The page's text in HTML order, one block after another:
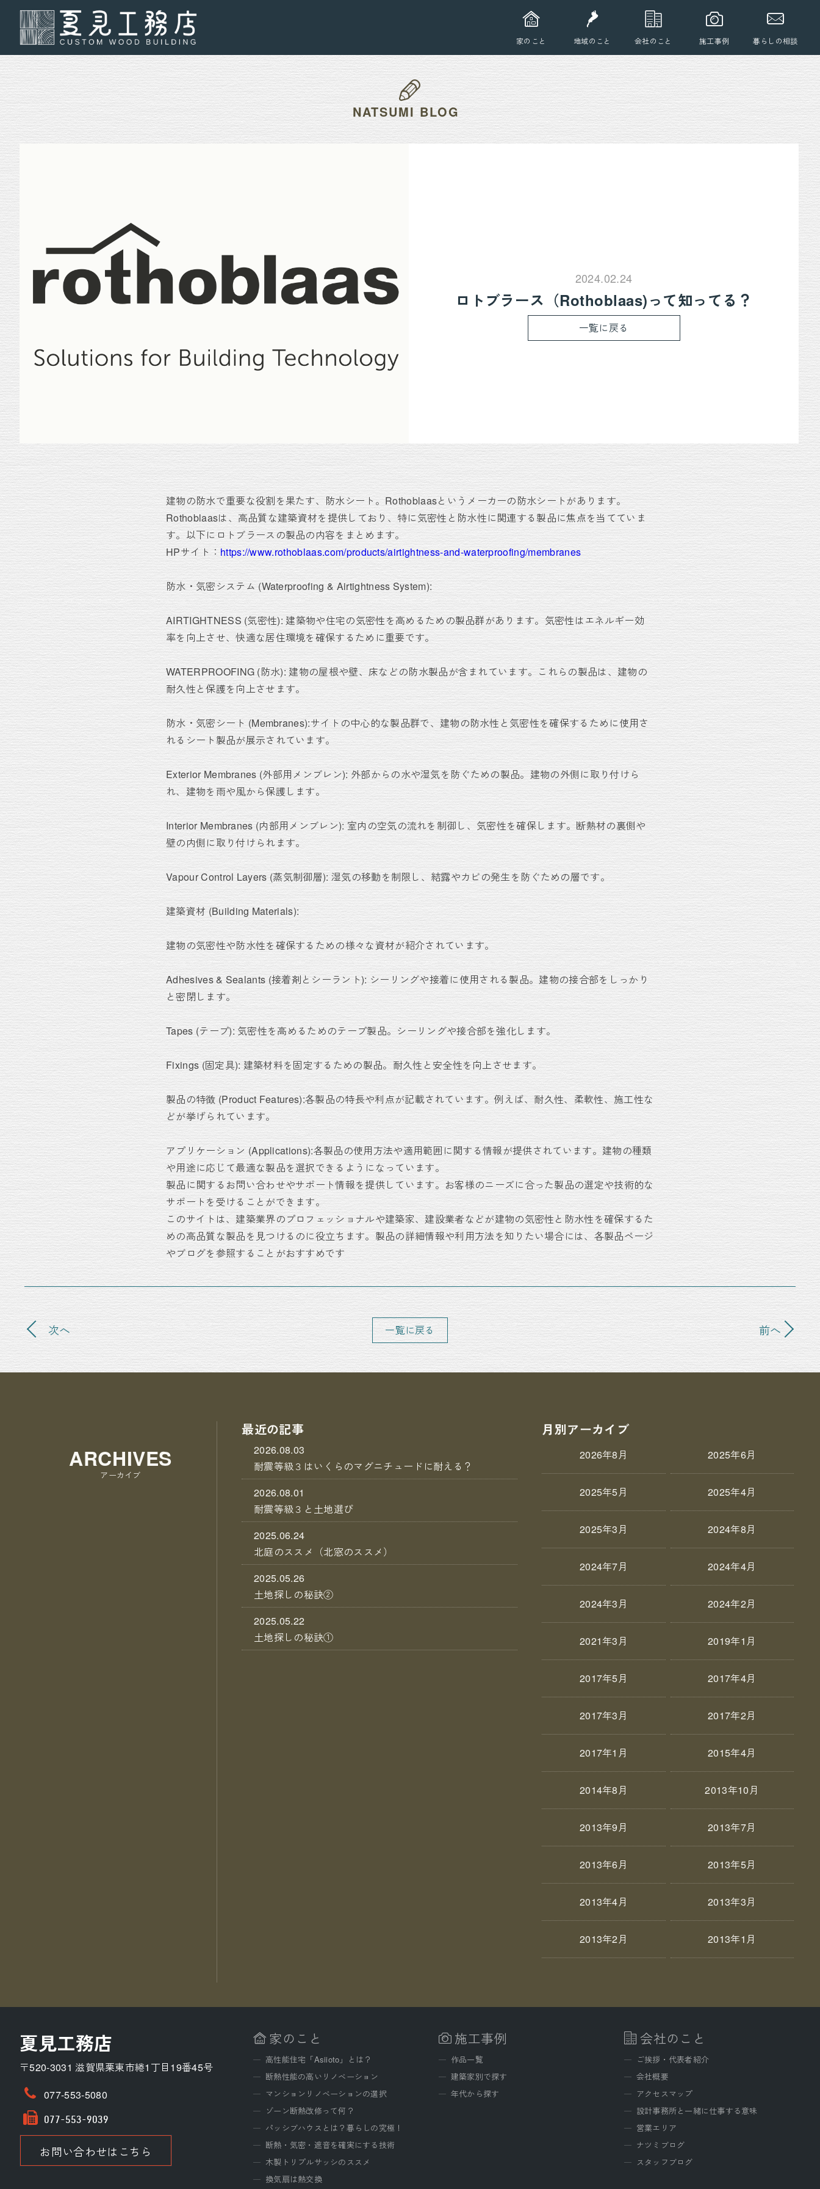
家のこと 地域のこと 会社のこと 施工事例 暮らしの相談
NATSUMI BLOG
2024.02.24
ロトブラース（Rothoblaas)って知ってる？
一覧に戻る
建物の防水で重要な役割を果たす、防水シート。Rothoblaasというメーカーの防水シートがあります。
Rothoblaasは、高品質な建築資材を提供しており、特に気密性と防水性に関連する製品に焦点を当てていま
す。以下にロトブラースの製品の内容をまとめます。
HPサイト：https://www.rothoblaas.com/products/airtightness-and-waterproofing/membranes
防水・気密システム (Waterproofing & Airtightness System):
AIRTIGHTNESS (気密性): 建築物や住宅の気密性を高めるための製品群があります。気密性はエネルギー効
率を向上させ、快適な居住環境を確保するために重要です。
WATERPROOFING (防水): 建物の屋根や壁、床などの防水製品が含まれています。これらの製品は、建物の
耐久性と保護を向上させます。
防水・気密シート (Membranes):サイトの中心的な製品群で、建物の防水性と気密性を確保するために使用さ
れるシート製品が展示されています。
Exterior Membranes (外部用メンブレン): 外部からの水や湿気を防ぐための製品。建物の外側に取り付けら
れ、建物を雨や風から保護します。
Interior Membranes (内部用メンブレン): 室内の空気の流れを制御し、気密性を確保します。断熱材の裏側や
壁の内側に取り付けられます。
Vapour Control Layers (蒸気制御層): 湿気の移動を制限し、結露やカビの発生を防ぐための層です。
建築資材 (Building Materials):
建物の気密性や防水性を確保するための様々な資材が紹介されています。
Adhesives & Sealants (接着剤とシーラント): シーリングや接着に使用される製品。建物の接合部をしっかり
と密閉します。
Tapes (テープ): 気密性を高めるためのテープ製品。シーリングや接合部を強化します。
Fixings (固定具): 建築材料を固定するための製品。耐久性と安全性を向上させます。
製品の特徴 (Product Features):各製品の特長や利点が記載されています。例えば、耐久性、柔軟性、施工性な
どが挙げられています。
アプリケーション (Applications):各製品の使用方法や適用範囲に関する情報が提供されています。建物の種類
や用途に応じて最適な製品を選択できるようになっています。
製品に関するお問い合わせやサポート情報を提供しています。お客様のニーズに合った製品の選定や技術的な
サポートを受けることができます。
このサイトは、建築業界のプロフェッショナルや建築家、建設業者などが建物の気密性と防水性を確保するた
めの高品質な製品を見つけるのに役立ちます。製品の詳細情報や利用方法を知りたい場合には、各製品ページ
やブログを参照することがおすすめです
次へ 一覧に戻る 前へ
ARCHIVES
アーカイブ
最近の記事
2026.08.03
耐震等級３はいくらのマグニチュードに耐える？
2026.08.01
耐震等級３と土地選び
2025.06.24
北庭のススメ（北窓のススメ）
2025.05.26
土地探しの秘訣②
2025.05.22
土地探しの秘訣①
月別アーカイブ
2026年8月 2025年6月
2025年5月 2025年4月
2025年3月 2024年8月
2024年7月 2024年4月
2024年3月 2024年2月
2021年3月 2019年1月
2017年5月 2017年4月
2017年3月 2017年2月
2017年1月 2015年4月
2014年8月 2013年10月
2013年9月 2013年7月
2013年6月 2013年5月
2013年4月 2013年3月
2013年2月 2013年1月
夏見工務店
〒520-3031 滋賀県栗東市綣1丁目19番45号
077-553-5080
077-553-9039
お問い合わせはこちら
家のこと
高性能住宅「Asiioto」とは？
断熱性能の高いリノベーション
マンションリノベーションの選択
ゾーン断熱改修って何？
パッシブハウスとは？暮らしの究極！
断熱・気密・遮音を確実にする技術
木製トリプルサッシのススメ
換気扇は熱交換
施工事例
作品一覧
建築家別で探す
年代から探す
会社のこと
ご挨拶・代表者紹介
会社概要
アクセスマップ
設計事務所と一緒に仕事する意味
営業エリア
ナツミブログ
スタッフブログ